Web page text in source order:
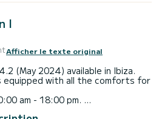
I
Afficher le texte original
(May 2024) available in Ibiza.
equipped with all the comforts for
am - 18:00 pm.